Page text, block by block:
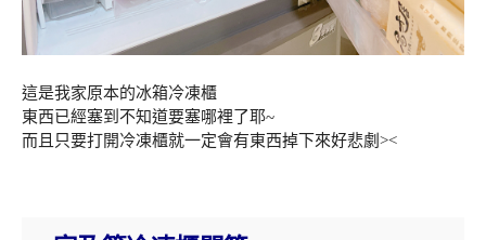
這是我家原本的冰箱冷凍櫃
東西已經塞到不知道要塞哪裡了耶~
而且只要打開冷凍櫃就一定會有東西掉下來好悲劇><